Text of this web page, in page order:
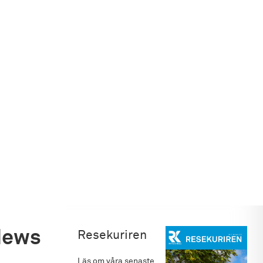
Resekuriren
Läs om våra senaste